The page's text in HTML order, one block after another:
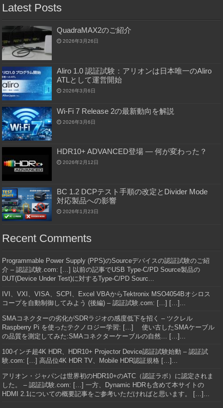
Latest Posts
QuadraMAX2のご紹介
2026年3月26日
Aliro 1.0 認証試験：アリオンは日本唯一のAliro
ATLとして運営開始
2026年3月6日
Wi-Fi 7 Release 2の最新動向を解説
2026年3月6日
HDR10+ ADVANCED登場 ― 何が変わった？
2026年2月12日
BC 1.2 DCPテスト手順の改定とDivider Mode
対応製品への影響
2026年1月23日
Recent Comments
Programmable Power Supply (PPS)のSourceデバイスの認証試験のご紹
介 – 認証試験.com: […] 以前の記事でUSB Type-C/PD Source製品の
DUT(Device Under Test)に対するType-C/PD Sourc...
IVI、VXI、VISA、SCPI、Excel VBAからTektronix MSO4054Bオシロス
コープを自動制御してみよう (後編) – 認証試験.com: […] […]...
SMAコネクターの劣化がSDRラジオの感度低下を招く – ツクレル
Raspberry Pi を使ったテクノロジー学習: […] 使い古したSMAケーブル
の品質を測定してみた:SMAコネクターケーブルの自然… […]...
100インチ超4K HDR、HDR10+ Projector Device認証試験始動 – 認証試
験.com: […] 高品位4K HDR TV、Mobile HDR認証規格 […]...
アリオン・ジャパンは世界初のHDR10+のATC（認証ラボ）に認定されま
した。 – 認証試験.com: […] 一方、Dynamic HDRも含めて本サイトの
HDMI 2.1についての概要記事をご参考いただければと思います。 […]...